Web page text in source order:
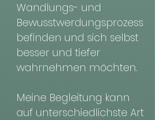
Wandlungs- und
Bewusstwerdungsprozess
befinden und sich selbst
besser und tiefer
wahrnehmen möchten.
Meine Begleitung kann
auf unterschiedlichste Art